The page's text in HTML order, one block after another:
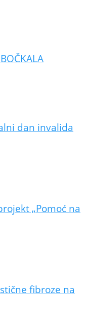
dan invalida
„Pomoć na
fibroze na